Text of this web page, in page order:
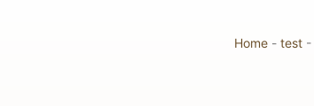
Home- test-